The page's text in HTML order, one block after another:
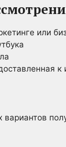
или
к